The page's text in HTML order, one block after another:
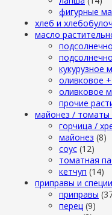
фигурные
хлеб и
масло
кукурузное
оливковое
оливковое
прочие
майонез / томаты
горчица /
майонез (8)
соус (12)
томатная
кетчуп (14)
приправы и специи
приправы
перец (9)